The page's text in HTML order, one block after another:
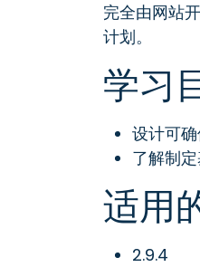
完全由网站
计划。
学习
设计可
了解制
适用
2.9.4